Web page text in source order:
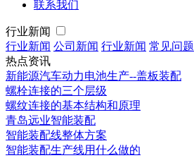
联系我们
行业新闻
行业新闻 公司新闻 行业新闻 常见问题
热点资讯
新能源汽车动力电池生产--盖板装配
螺栓连接的三个层级
螺纹连接的基本结构和原理
青岛远业智能装配
智能装配线整体方案
智能装配生产线用什么做的